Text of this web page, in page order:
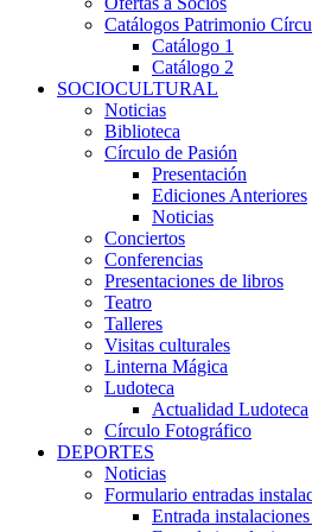
Catálogos Patrimonio
Catálogo 1
Catálogo 2
SOCIOCULTURAL
Noticias
Biblioteca
Círculo de Pasión
Presentación
Ediciones Anteriores
Noticias
Conciertos
Conferencias
Presentaciones de libros
Teatro
Talleres
Visitas culturales
Linterna Mágica
Ludoteca
Actualidad Ludoteca
Círculo Fotográfico
DEPORTES
Noticias
Formulario entradas
Entrada